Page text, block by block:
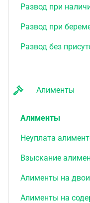
Развод при
Развод при
Развод без
Алименты
Алименты
Неуплата
Взыскание
Алименты на
Алименты на